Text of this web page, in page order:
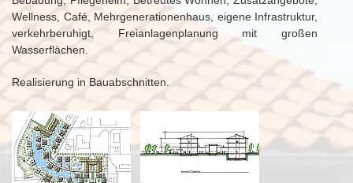
Wellness, Café, Mehrgenerationenhaus, eigene Infrastruktur,
verkehrberuhigt, Freianlagenplanung mit großen
Wasserflächen.
Realisierung in Bauabschnitten.